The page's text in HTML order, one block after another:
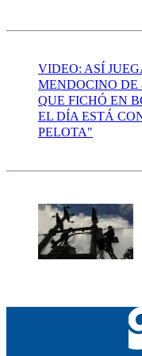
VIDEO: ASÍ
MENDOCINO DE
QUE FICHÓ EN
EL DÍA ESTÁ
PELOTA"